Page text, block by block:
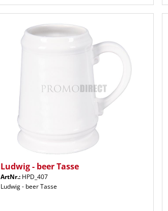
Ludwig - beer Tasse
ArtNr.: HPD_407
Ludwig - beer Tasse